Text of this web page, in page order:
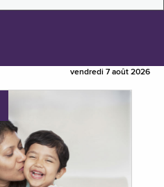
vendredi 7 août 2026